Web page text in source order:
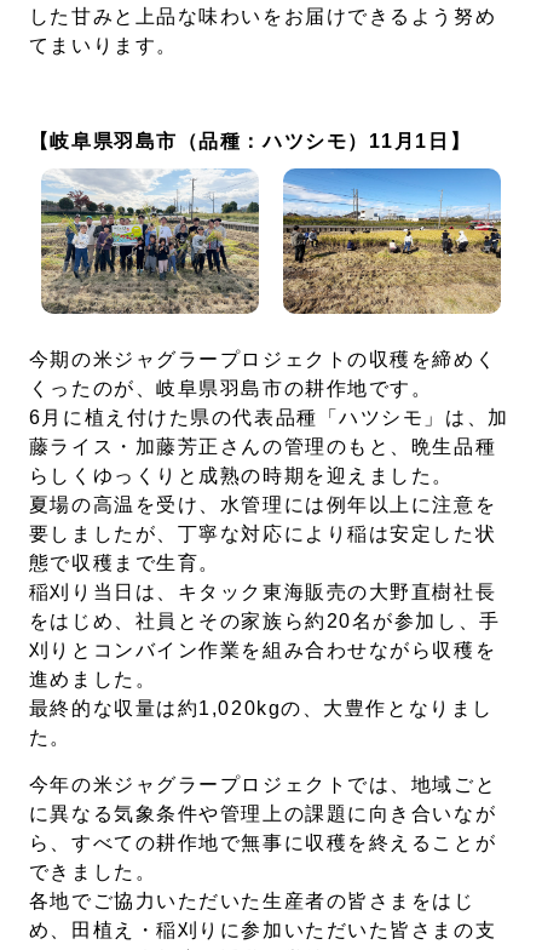
した甘みと上品な味わいをお届けできるよう努め
てまいります。
【岐阜県羽島市（品種：ハツシモ）11月1日】
今期の米ジャグラープロジェクトの収穫を締めく
くったのが、岐阜県羽島市の耕作地です。
6月に植え付けた県の代表品種「ハツシモ」は、加
藤ライス・加藤芳正さんの管理のもと、晩生品種
らしくゆっくりと成熟の時期を迎えました。
夏場の高温を受け、水管理には例年以上に注意を
要しましたが、丁寧な対応により稲は安定した状
態で収穫まで生育。
稲刈り当日は、キタック東海販売の大野直樹社長
をはじめ、社員とその家族ら約20名が参加し、手
刈りとコンバイン作業を組み合わせながら収穫を
進めました。
最終的な収量は約1,020kgの、大豊作となりまし
た。
今年の米ジャグラープロジェクトでは、地域ごと
に異なる気象条件や管理上の課題に向き合いなが
ら、すべての耕作地で無事に収穫を終えることが
できました。
各地でご協力いただいた生産者の皆さまをはじ
め、田植え・稲刈りに参加いただいた皆さまの支